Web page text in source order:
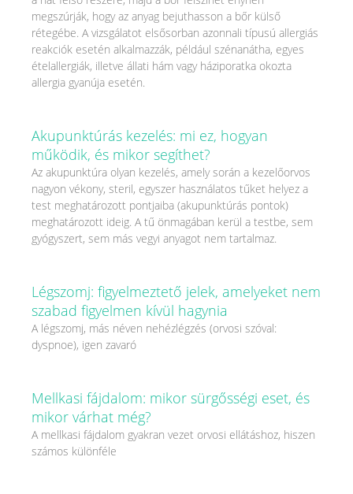
megszúrják, hogy az anyag bejuthasson a bőr külső
rétegébe. A vizsgálatot elsősorban azonnali típusú allergiás
reakciók esetén alkalmazzák, például szénanátha, egyes
ételallergiák, illetve állati hám vagy háziporatka okozta
allergia gyanúja esetén.
Akupunktúrás kezelés: mi ez, hogyan
működik, és mikor segíthet?
Az akupunktúra olyan kezelés, amely során a kezelőorvos
nagyon vékony, steril, egyszer használatos tűket helyez a
test meghatározott pontjaiba (akupunktúrás pontok)
meghatározott ideig. A tű önmagában kerül a testbe, sem
gyógyszert, sem más vegyi anyagot nem tartalmaz.
Légszomj: figyelmeztető jelek, amelyeket nem
szabad figyelmen kívül hagynia
A légszomj, más néven nehézlégzés (orvosi szóval:
dyspnoe), igen zavaró
Mellkasi fájdalom: mikor sürgősségi eset, és
mikor várhat még?
A mellkasi fájdalom gyakran vezet orvosi ellátáshoz, hiszen
számos különféle